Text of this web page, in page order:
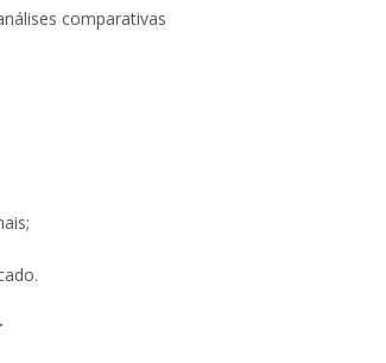
comparativas